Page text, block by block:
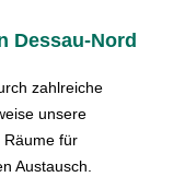
Dessau-Nord
zahlreiche
unsere
Räume für
Austausch.